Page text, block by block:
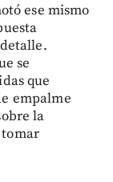
ese mismo
se
que
empalme
la